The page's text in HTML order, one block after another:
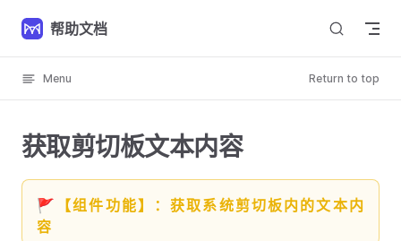
Skip to content
帮助文档
Menu Return to top
获取剪切板文本内容
🚩【组件功能】：获取系统剪切板内的文本内
容